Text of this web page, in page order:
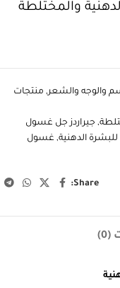
والمختلطة
والوجه والشعر, منتجات
, جيراردز جل غسول
الدهنية, غسول
Share:
(0)